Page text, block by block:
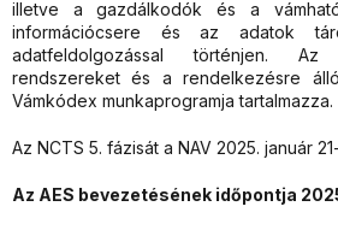
illetve a gazdálkodók és a
információcsere és az adatok
adatfeldolgozással történjen.
rendszereket és a rendelkezésre
Vámkódex munkaprogramja tartalmazza.
Az NCTS 5. fázisát a NAV 2025. január
Az AES bevezetésének időpontja